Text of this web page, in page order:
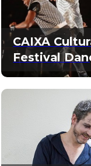
CAIXA
Festival